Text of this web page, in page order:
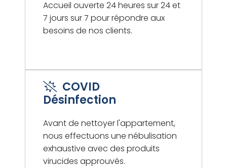
Accueil ouverte 24 heures sur 24 et
7 jours sur 7 pour répondre aux
besoins de nos clients.
COVID
Désinfection
Avant de nettoyer l'appartement,
nous effectuons une nébulisation
exhaustive avec des produits
virucides approuvés.